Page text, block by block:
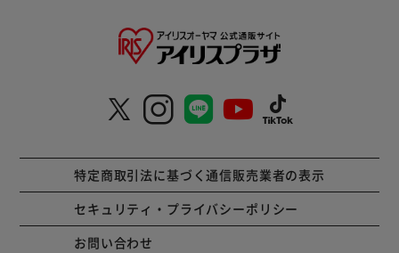
特定商取引法に基づく通信販売業者の表示
セキュリティ・プライバシーポリシー
お問い合わせ